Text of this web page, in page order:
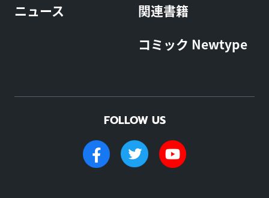
ニュース
関連書籍
コミック Newtype
FOLLOW US